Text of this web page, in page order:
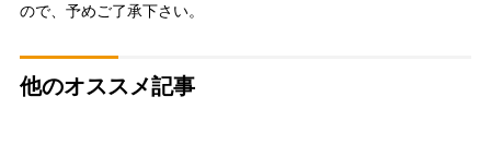
ので、予めご了承下さい。
他のオススメ記事